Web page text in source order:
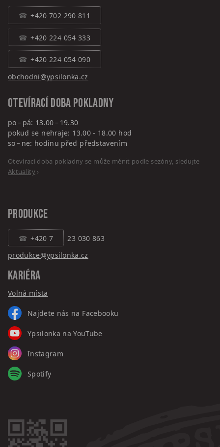
+420 702 290 811
+420 224 054 333
+420 224 054 090
obchodni@ypsilonka.cz
Otevírací doba pokladny
po – pá: 13.00 – 19.30
pokud se nehraje: 13.00 - 18.00 hod
so – ne: hodinu před představením
Otevírací doba pokladny se může měnit podle sezóny, sledujte
Aktuality›
PRODUKCE
+420 7
23 030 863
produkce@ypsilonka.cz
KARIÉRA
Volná místa
Najdete nás na Facebooku
Ypsilonka na YouTube
Instagram
Spotify